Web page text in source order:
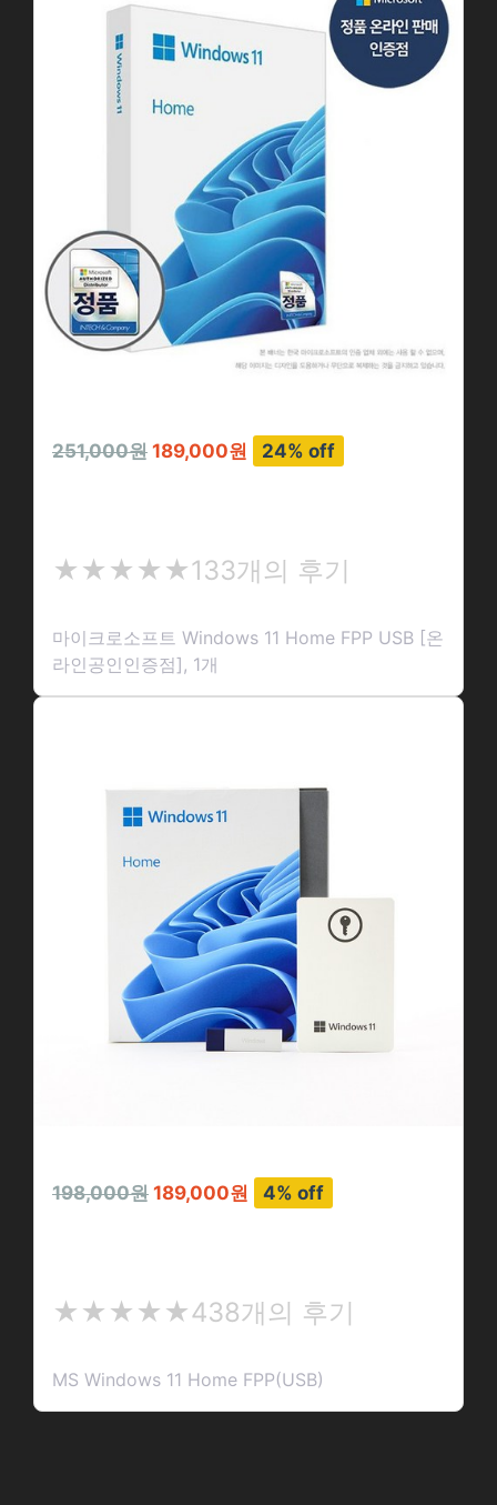
251,000원 189,000원 24% off
★
★
★
★
★★★★★133개의 후기
마이크로소프트 Windows 11 Home FPP USB [온
라인공인인증점], 1개
198,000원 189,000원 4% off
★
★
★
★
★★★★★438개의 후기
MS Windows 11 Home FPP(USB)